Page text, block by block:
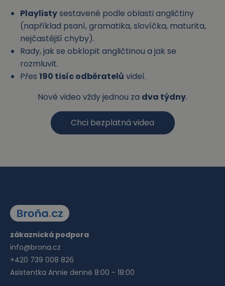
Playlistysestavené podle oblasti angličtiny
(například psaní,gramatika,slovíčka, maturita,
nejčastější chyby).
Rady, jak se obklopit angličtinou a jak se
rozmluvit.
Přes 190 tisíc odběratelů videí.
Nové video vždy jednou za dva týdny.
Chci bezplatná videa
zákaznická podpora
info@brona.cz
+420 739 008 826
Asistentka Annie denně 8:00 - 18:00